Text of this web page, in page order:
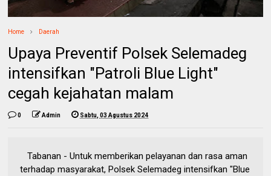
Home Daerah
Upaya Preventif Polsek Selemadeg
intensifkan "Patroli Blue Light"
cegah kejahatan malam
0 Admin Sabtu, 03 Agustus 2024
Tabanan - Untuk memberikan pelayanan dan rasa aman
terhadap masyarakat, Polsek Selemadeg intensifkan "Blue